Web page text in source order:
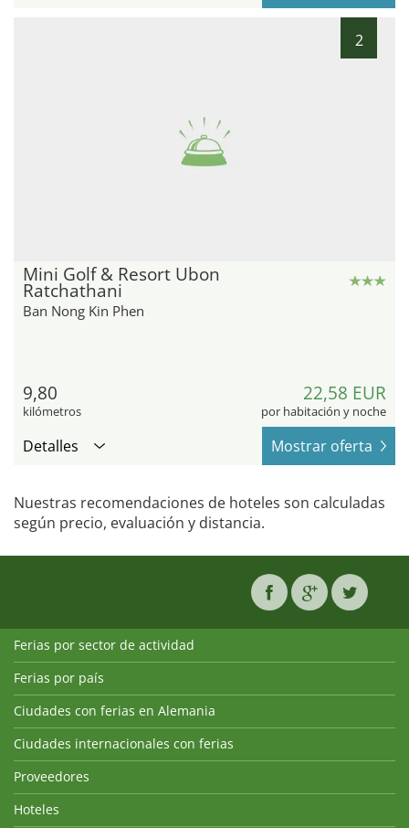
2
Mini Golf & Resort Ubon
Ratchathani
Ban Nong Kin Phen
9,80
kilómetros
22,58 EUR
por habitación y noche
Detalles Mostrar oferta
Nuestras recomendaciones de hoteles son calculadas
según precio, evaluación y distancia.
Ferias por sector de actividad
Ferias por país
Ciudades con ferias en Alemania
Ciudades internacionales con ferias
Proveedores
Hoteles